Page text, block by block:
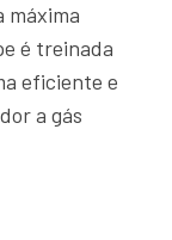
máxima
é treinada
eficiente e
a gás